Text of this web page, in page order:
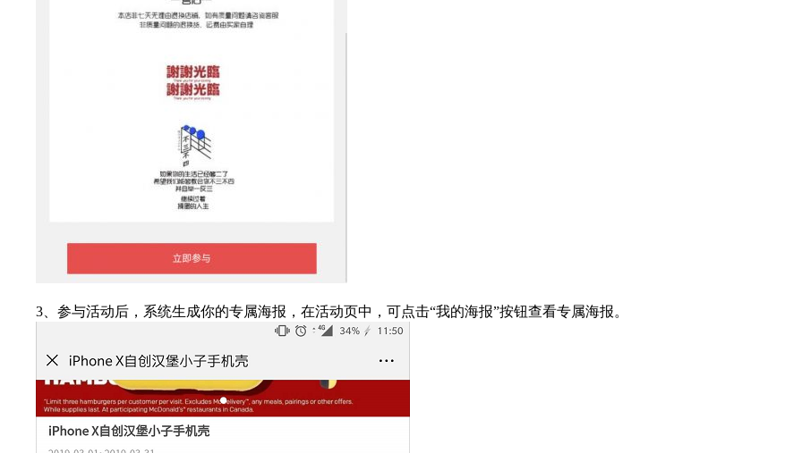
3、参与活动后，系统生成你的专属海报，在活动页中，可点击“我的海报”按钮查看专属海报。